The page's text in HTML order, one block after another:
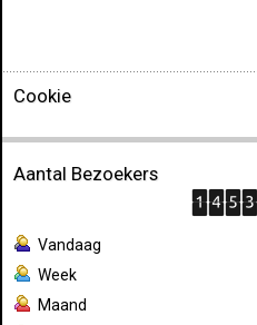
Cookie
Aantal Bezoekers
Vandaag
Week
Maand